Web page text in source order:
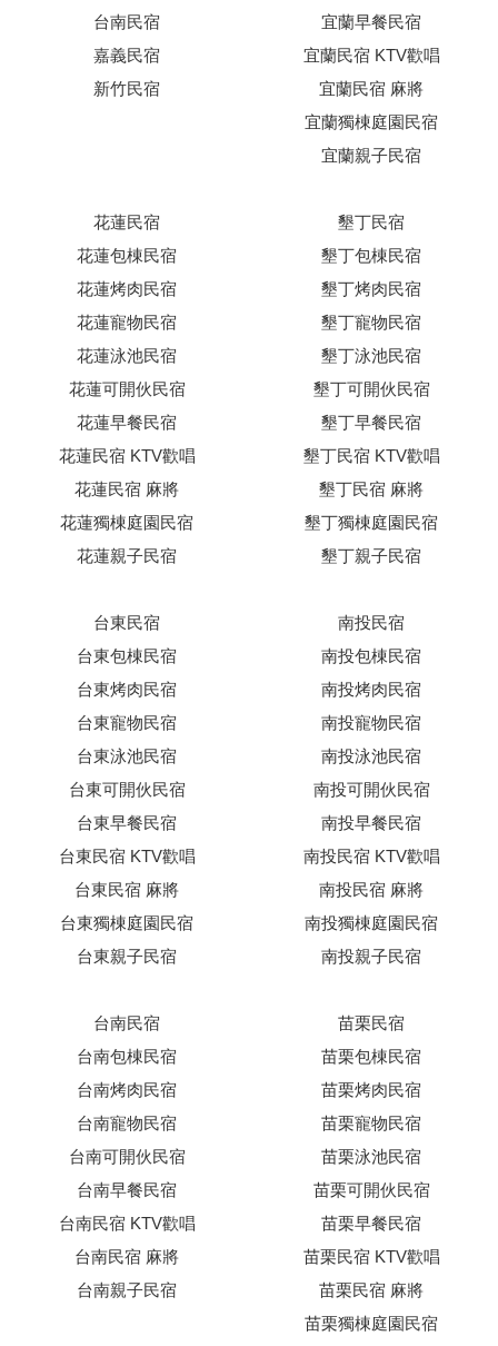
台南民宿
嘉義民宿
新竹民宿
宜蘭早餐民宿
宜蘭民宿 KTV歡唱
宜蘭民宿 麻將
宜蘭獨棟庭園民宿
宜蘭親子民宿
花蓮民宿
花蓮包棟民宿
花蓮烤肉民宿
花蓮寵物民宿
花蓮泳池民宿
花蓮可開伙民宿
花蓮早餐民宿
花蓮民宿 KTV歡唱
花蓮民宿 麻將
花蓮獨棟庭園民宿
花蓮親子民宿
墾丁民宿
墾丁包棟民宿
墾丁烤肉民宿
墾丁寵物民宿
墾丁泳池民宿
墾丁可開伙民宿
墾丁早餐民宿
墾丁民宿 KTV歡唱
墾丁民宿 麻將
墾丁獨棟庭園民宿
墾丁親子民宿
台東民宿
台東包棟民宿
台東烤肉民宿
台東寵物民宿
台東泳池民宿
台東可開伙民宿
台東早餐民宿
台東民宿 KTV歡唱
台東民宿 麻將
台東獨棟庭園民宿
台東親子民宿
南投民宿
南投包棟民宿
南投烤肉民宿
南投寵物民宿
南投泳池民宿
南投可開伙民宿
南投早餐民宿
南投民宿 KTV歡唱
南投民宿 麻將
南投獨棟庭園民宿
南投親子民宿
台南民宿
台南包棟民宿
台南烤肉民宿
台南寵物民宿
台南可開伙民宿
台南早餐民宿
台南民宿 KTV歡唱
台南民宿 麻將
台南親子民宿
苗栗民宿
苗栗包棟民宿
苗栗烤肉民宿
苗栗寵物民宿
苗栗泳池民宿
苗栗可開伙民宿
苗栗早餐民宿
苗栗民宿 KTV歡唱
苗栗民宿 麻將
苗栗獨棟庭園民宿